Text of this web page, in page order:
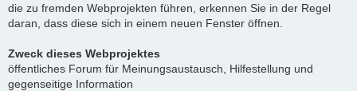
die zu fremden Webprojekten führen, erkennen Sie in der Regel
daran, dass diese sich in einem neuen Fenster öffnen.
Zweck dieses Webprojektes
öffentliches Forum für Meinungsaustausch, Hilfestellung und
gegenseitige Information